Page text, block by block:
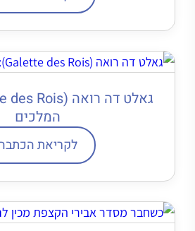
המלכים
לקריאת